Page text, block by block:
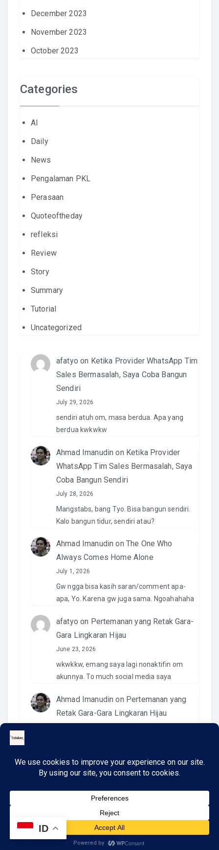
December 2023
November 2023
October 2023
Categories
AI
Daily
News
Pengalaman PKL
Perasaan
Quoteoftheday
refleksi
Review
Story
Summary
Tutorial
Uncategorized
afatyo on Ketika Provider WhatsApp Tim
Sales Bermasalah, Saya Coba Bangun
Sendiri
July 29, 2026
sendiri atuh om, masa berdua. Apa yang
berdua kwkwkw
Ahmad Imanudin on Ketika Provider
WhatsApp Tim Sales Bermasalah, Saya
Coba Bangun Sendiri
July 28, 2026
Mangstabs, bang Tyo. Bisa bangun sendiri.
Kalo bangun tidur, sendiri atau?
Ahmad Imanudin on The One Who
Always Comes Home Alone
July 1, 2026
Gw ngga bisa kasih saran/comment apa-
apa, Yo. Karena gw juga sama. Ngoahahaha
afatyo on Pertemanan yang Retak Gara-
Gara Lingkaran Hijau
June 23, 2026
wkwkkw, emang saya lagi nonaktifin om
akunnya. To much social media saya
Ahmad Imanudin on Pertemanan yang
Retak Gara-Gara Lingkaran Hijau
Copyright © 2026TutuLore. All rights reserved.
ID